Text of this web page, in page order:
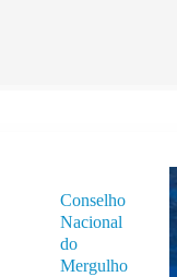
Conselho
Nacional
do
Mergulho